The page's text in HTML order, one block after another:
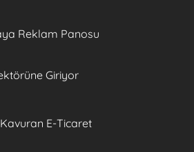
Reklam Panosu
Giriyor
Kavuran E-Ticaret